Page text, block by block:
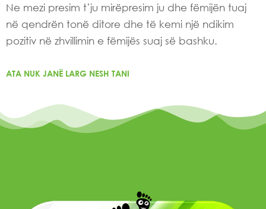
Ne mezi presim t’ju mirëpresim ju dhe fëmijën tuaj
në qendrën tonë ditore dhe të kemi një ndikim
pozitiv në zhvillimin e fëmijës suaj së bashku.
ATA NUK JANË LARG NESH TANI